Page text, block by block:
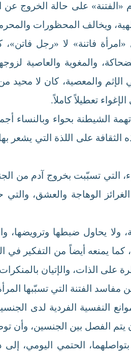
على حالة الخروج عن
ويخالف المحظورات
فاتنة» لا «رجل فاتن»،
والمغوية والعاصية
والمعصية، كان لا محيد
تعطيلاً كاملاً.
الشيطنة بحواء وبالنساء
على اللذة التي يشعر
تسبّبت بخروج آدم من
الوهاجة والعشق،
يحاول ضبطها وترويضها،
كما يمنعه أيضاً من التفكير في
الذات، والإتيان
مفاسد الفتنة التي تسبّبها
النفسية الفردية لدى
يتم الفصل بين الجنسين، وأن
بتواصلهما، الحتمي اليومي،